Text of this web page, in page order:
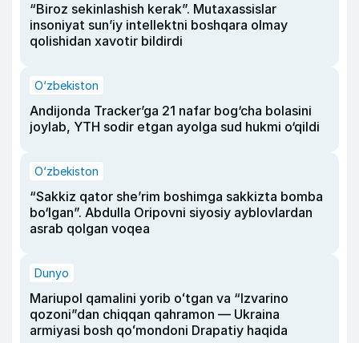
“Biroz sekinlashish kerak”. Mutaxassislar
insoniyat sun’iy intellektni boshqara olmay
qolishidan xavotir bildirdi
O‘zbekiston
Andijonda Tracker’ga 21 nafar bog‘cha bolasini
joylab, YTH sodir etgan ayolga sud hukmi o‘qildi
O‘zbekiston
“Sakkiz qator she’rim boshimga sakkizta bomba
bo‘lgan”. Abdulla Oripovni siyosiy ayblovlardan
asrab qolgan voqea
Dunyo
Mariupol qamalini yorib oʻtgan va “Izvarino
qozoni”dan chiqqan qahramon — Ukraina
armiyasi bosh qoʻmondoni Drapatiy haqida